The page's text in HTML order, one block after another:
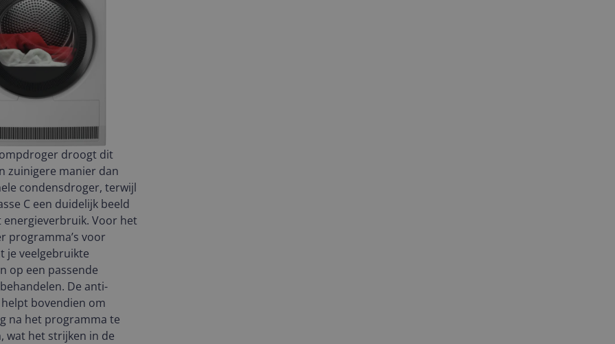
droogt dit
zuinigere manier dan
condensdroger, terwijl
C een duidelijk beeld
energieverbruik. Voor het
programma’s voor
je veelgebruikte
op een passende
De anti-
bovendien om
na het programma te
wat het strijken in de